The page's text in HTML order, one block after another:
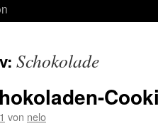
Schokolade
von nelo